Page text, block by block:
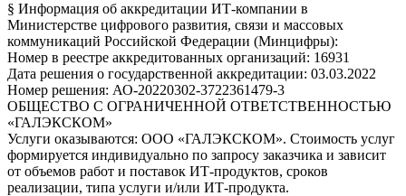
§ Информация об аккредитации ИТ-компании в
Министерстве цифрового развития, связи и массовых
коммуникаций Российской Федерации (Минцифры):
Номер в реестре аккредитованных организаций: 16931
Дата решения о государственной аккредитации: 03.03.2022
Номер решения: АО-20220302-3722361479-3
ОБЩЕСТВО С ОГРАНИЧЕННОЙ ОТВЕТСТВЕННОСТЬЮ
«ГАЛЭКСКОМ»
Услуги оказываются: ООО «ГАЛЭКСКОМ». Стоимость услуг
формируется индивидуально по запросу заказчика и зависит
от объемов работ и поставок ИТ-продуктов, сроков
реализации, типа услуги и/или ИТ-продукта.